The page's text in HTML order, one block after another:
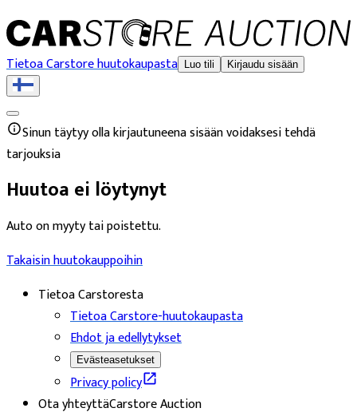
Tietoa Carstore huutokaupasta Luo tili Kirjaudu sisään
Sinun täytyy olla kirjautuneena sisään voidaksesi tehdä
tarjouksia
Huutoa ei löytynyt
Auto on myyty tai poistettu.
Takaisin huutokauppoihin
Tietoa Carstoresta
Tietoa Carstore-huutokaupasta
Ehdot ja edellytykset
Evästeasetukset
Privacy policy
Ota yhteyttäCarstore Auction